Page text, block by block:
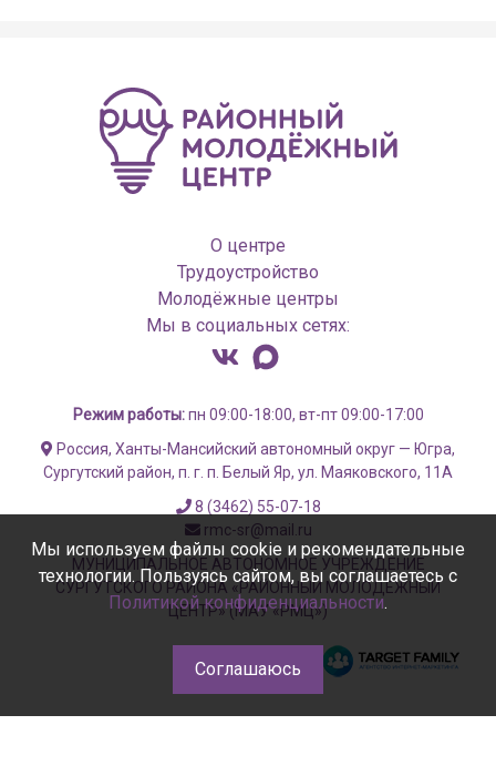
О центре
Трудоустройство
Молодёжные центры
Мы в социальных сетях:
Режим работы:пн 09:00-18:00, вт-пт 09:00-17:00
Россия, Ханты-Мансийский автономный округ — Югра,
Сургутский район, п. г. п. Белый Яр, ул. Маяковского, 11А
8 (3462) 55-07-18
rmc-sr@mail.ru
МУНИЦИПАЛЬНОЕ АВТОНОМНОЕ УЧРЕЖДЕНИЕ
СУРГУТСКОГО РАЙОНА «РАЙОННЫЙ МОЛОДЁЖНЫЙ
ЦЕНТР» (МАУ «РМЦ»)
Мы используем файлы cookie и рекомендательные
технологии. Пользуясь сайтом, вы соглашаетесь с
Политикой конфиденциальности.
Соглашаюсь